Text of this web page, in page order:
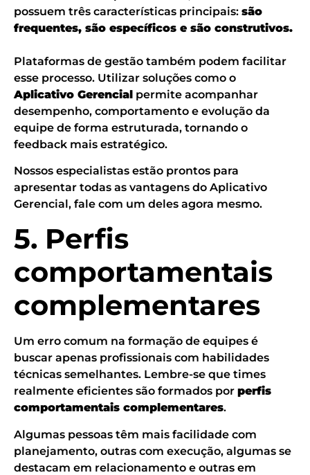
possuem três características principais: são
frequentes, são específicos e são construtivos.
Plataformas de gestão também podem facilitar
esse processo. Utilizar soluções como o
Aplicativo Gerencial permite acompanhar
desempenho, comportamento e evolução da
equipe de forma estruturada, tornando o
feedback mais estratégico.
Nossos especialistas estão prontos para
apresentar todas as vantagens do Aplicativo
Gerencial, fale com um deles agora mesmo.
5. Perfis
comportamentais
complementares
Um erro comum na formação de equipes é
buscar apenas profissionais com habilidades
técnicas semelhantes. Lembre-se que times
realmente eficientes são formados por perfis
comportamentais complementares.
Algumas pessoas têm mais facilidade com
planejamento, outras com execução, algumas se
destacam em relacionamento e outras em